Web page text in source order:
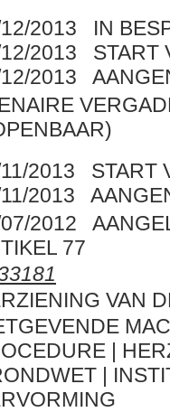
2013 IN
2013 START
2013
2013 START
2013
2012
77
VAN
|
|